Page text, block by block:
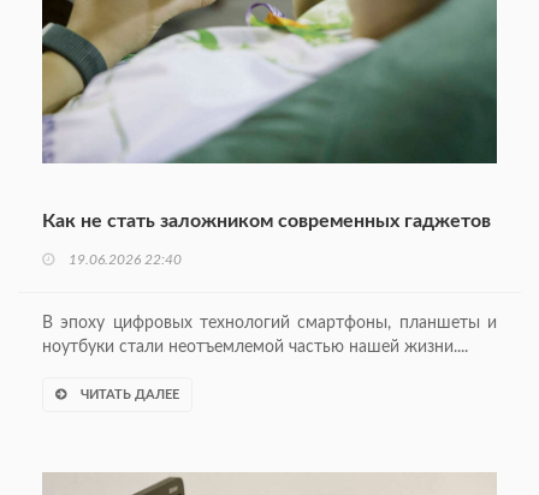
Как не стать заложником современных гаджетов
19.06.2026 22:40
В эпоху цифровых технологий смартфоны, планшеты и
ноутбуки стали неотъемлемой частью нашей жизни....
ЧИТАТЬ ДАЛЕЕ